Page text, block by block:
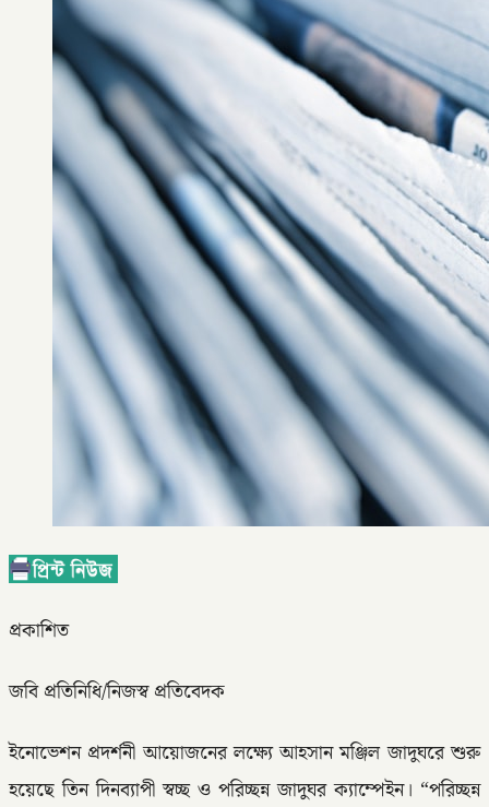
প্রকাশিত
জবি প্রতিনিধি/নিজস্ব প্রতিবেদক
ইনোভেশন প্রদর্শনী আয়োজনের লক্ষ্যে আহসান মঞ্জিল জাদুঘরে শুরু
হয়েছে তিন দিনব্যাপী স্বচ্ছ ও পরিচ্ছন্ন জাদুঘর ক্যাম্পেইন। “পরিচ্ছন্ন